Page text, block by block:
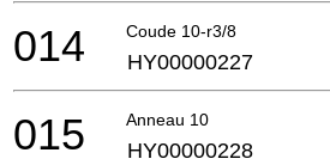
Coude 10-r3/8
014 HY00000227
Anneau 10
015 HY00000228